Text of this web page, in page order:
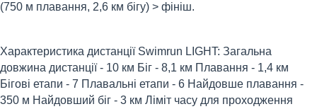
(750 м плавання, 2,6 км бігу) > фініш.
Характеристика дистанції Swimrun LIGHT: Загальна
довжина дистанції - 10 км Біг - 8,1 км Плавання - 1,4 км
Бігові етапи - 7 Плавальні етапи - 6 Найдовше плавання -
350 м Найдовший біг - 3 км Ліміт часу для проходження